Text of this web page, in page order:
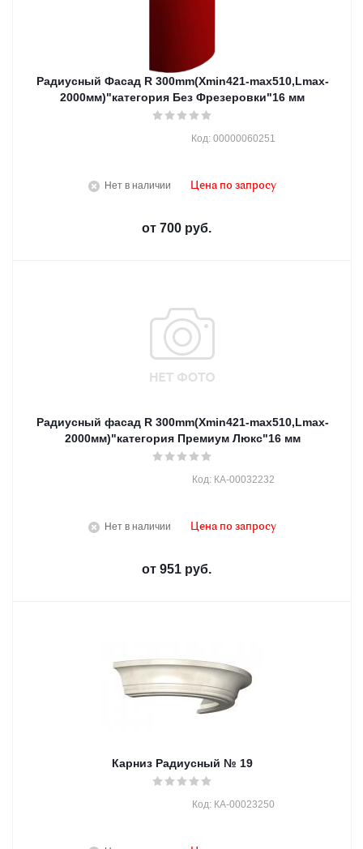
Радиусный Фасад R 300mm(Хmin421-max510,Lmax-
2000мм)"категория Без Фрезеровки"16 мм
Нет в наличии
Код: 00000060251
Цена по запросу
от 700 руб.
Радиусный фасад R 300mm(Хmin421-max510,Lmax-
2000мм)"категория Премиум Люкс"16 мм
Нет в наличии
Код: КА-00032232
Цена по запросу
от 951 руб.
Карниз Радиусный № 19
Код: КА-00023250